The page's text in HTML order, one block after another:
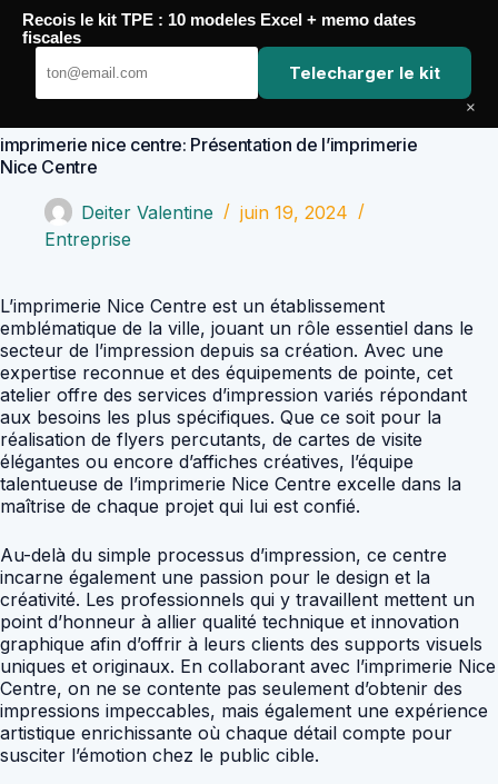
Passer
contenu
Comptabilité Job
imprimerie nice centre: Présentation de l’imprimerie
Nice Centre
Deiter Valentine
juin 19, 2024
Entreprise
L’imprimerie Nice Centre est un établissement
emblématique de la ville, jouant un rôle essentiel dans le
secteur de l’impression depuis sa création. Avec une
expertise reconnue et des équipements de pointe, cet
atelier offre des services d’impression variés répondant
aux besoins les plus spécifiques. Que ce soit pour la
réalisation de flyers percutants, de cartes de visite
élégantes ou encore d’affiches créatives, l’équipe
talentueuse de l’imprimerie Nice Centre excelle dans la
maîtrise de chaque projet qui lui est confié.
Au-delà du simple processus d’impression, ce centre
incarne également une passion pour le design et la
créativité. Les professionnels qui y travaillent mettent un
point d’honneur à allier qualité technique et innovation
graphique afin d’offrir à leurs clients des supports visuels
uniques et originaux. En collaborant avec l’imprimerie Nice
Centre, on ne se contente pas seulement d’obtenir des
impressions impeccables, mais également une expérience
artistique enrichissante où chaque détail compte pour
susciter l’émotion chez le public cible.
Recois le kit TPE : 10 modeles Excel + memo dates
fiscales
Telecharger le kit
×